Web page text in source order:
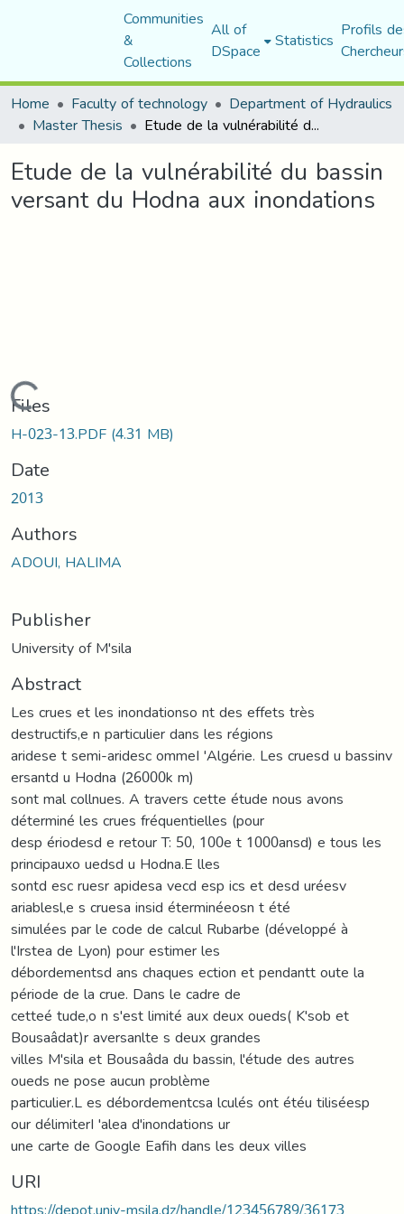
Communities
&
Collections
All of
DSpace Statistics Profils
Home
Faculty of technology Department of Hydraulics
Master Thesis Etude de la vulnérabilité du bassin versant du Hodna aux inondations
Etude de la vulnérabilité du bassin
versant du Hodna aux inondations
Loading...
Files
H-023-13.PDF(4.31 MB)
Date
2013
Authors
ADOUI, HALIMA
Publisher
University of M'sila
Abstract
Les crues et les inondationso nt des effets très
destructifs,e n particulier dans les régions
aridese t semi-aridesc ommeI 'Algérie. Les cruesd u bassinv
ersantd u Hodna (26000k m)
sont mal collnues. A travers cette étude nous avons
déterminé les crues fréquentielles (pour
desp ériodesd e retour T: 50, 100e t 1000ansd) e tous les
principauxo uedsd u Hodna.E lles
sontd esc ruesr apidesa vecd esp ics et desd uréesv
ariablesl,e s cruesa insid éterminéeosn t été
simulées par le code de calcul Rubarbe (développé à
l'Irstea de Lyon) pour estimer les
débordementsd ans chaques ection et pendantt oute la
période de la crue. Dans le cadre de
cetteé tude,o n s'est limité aux deux oueds( K'sob et
Bousaâdat)r aversanlte s deux grandes
villes M'sila et Bousaâda du bassin, l'étude des autres
oueds ne pose aucun problème
particulier.L es débordementcsa lculés ont étéu tiliséesp
our délimiterI 'alea d'inondations ur
une carte de Google Eafih dans les deux villes
URI